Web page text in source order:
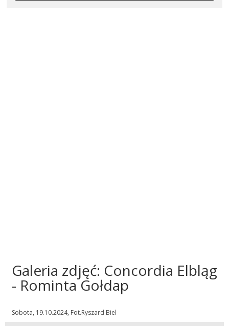
Galeria zdjęć: Concordia Elbląg
- Rominta Gołdap
Sobota, 19.10.2024, Fot.Ryszard Biel